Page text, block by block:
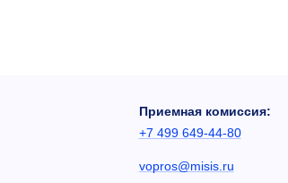
Приемная комиссия:
+7 499 649-44-80
vopros@misis.ru